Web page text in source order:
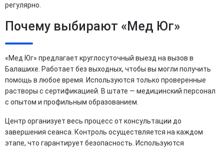
регулярно.
Почему выбирают «Мед Юг»
«Мед Юг» предлагает круглосуточный выезд на вызов в
Балашихе. Работает без выходных, чтобы вы могли получить
помощь в любое время. Используются только проверенные
растворы с сертификацией. В штате — медицинский персонал
с опытом и профильным образованием.
Центр организует весь процесс от консультации до
завершения сеанса. Контроль осуществляется на каждом
этапе, что гарантирует безопасность. Используются